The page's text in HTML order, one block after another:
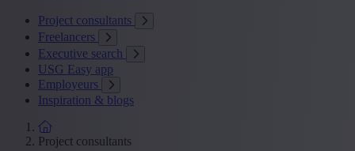
Project consultants
Freelancers
Executive search
USG Easy app
Employeurs
Inspiration & blogs
Project consultants